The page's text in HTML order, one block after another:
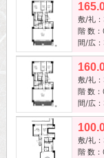
敷/礼
階 数
間/広
敷/礼
階 数
間/広
敷/礼
階 数